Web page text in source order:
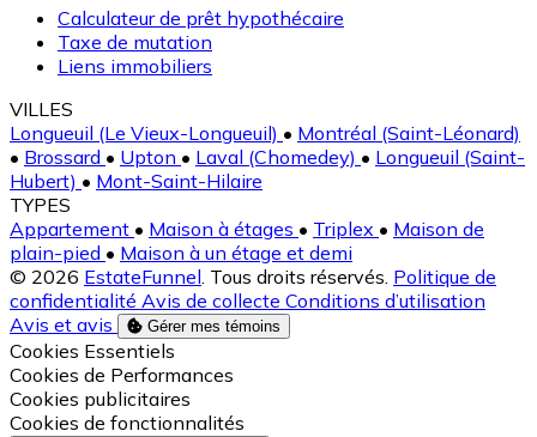
Calculateur de prêt hypothécaire
Taxe de mutation
Liens immobiliers
VILLES
Longueuil (Le Vieux-Longueuil) • Montréal (Saint-Léonard)
• Brossard • Upton • Laval (Chomedey) • Longueuil (Saint-
Hubert) • Mont-Saint-Hilaire
TYPES
Appartement • Maison à étages • Triplex • Maison de
plain-pied • Maison à un étage et demi
© 2026 EstateFunnel. Tous droits réservés. Politique de
confidentialité Avis de collecte Conditions d’utilisation
Avis et avis
Gérer mes témoins
Activer
Cookies Essentiels
Activer
Cookies de Performances
Activer
Cookies publicitaires
Activer
Cookies de fonctionnalités